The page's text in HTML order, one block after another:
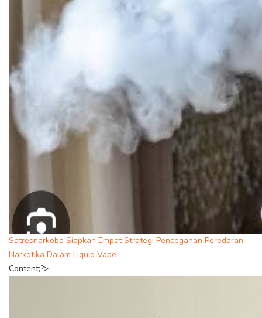
Satresnarkoba Siapkan Empat Strategi Pencegahan Peredaran
Narkotika Dalam Liquid Vape
Content;?>